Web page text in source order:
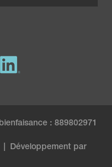
: 889802971
Développement par